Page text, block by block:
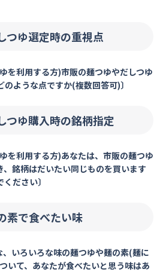
つゆ選定時の重視点
を利用する方)市販の麺つゆやだしつゆ
ような点ですか(複数回答可)〕
つゆ購入時の銘柄指定
を利用する方)あなたは、市販の麺つゆ
銘柄はだいたい同じものを買います
ださい〕
素で食べたい味
、いろいろな味の麺つゆや麺の素(麺に
いて、あなたが食べたいと思う味はあ